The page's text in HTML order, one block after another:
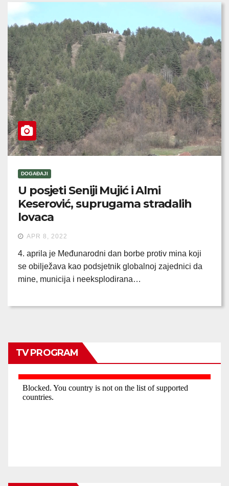
DOGAĐAJI
U posjeti Seniji Mujić i Almi
Keserović, suprugama stradalih
lovaca
APR 8, 2022
4. aprila je Međunarodni dan borbe protiv mina koji
se obilježava kao podsjetnik globalnoj zajednici da
mine, municija i neeksplodirana…
TV PROGRAM